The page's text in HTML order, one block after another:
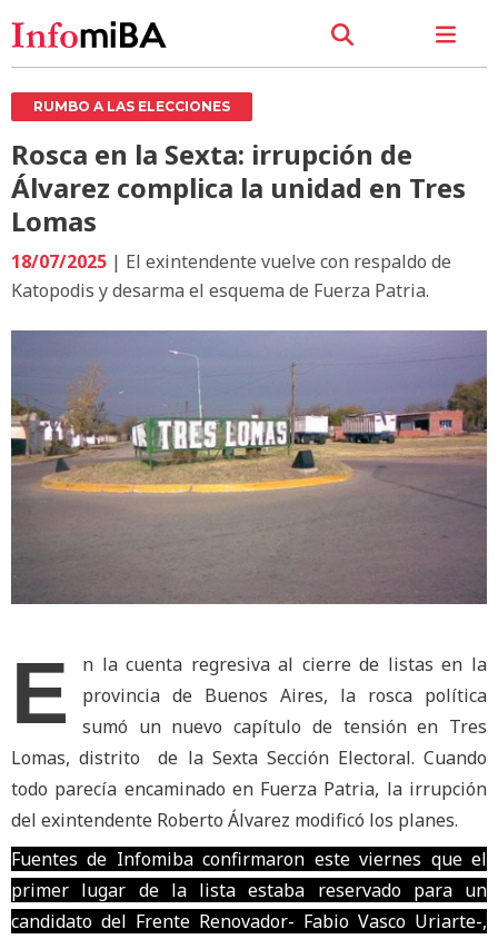
RUMBO A LAS ELECCIONES
Rosca en la Sexta: irrupción de
Álvarez complica la unidad en Tres
Lomas
18/07/2025 | El exintendente vuelve con respaldo de
Katopodis y desarma el esquema de Fuerza Patria.
E
n la cuenta regresiva al cierre de listas en la
provincia de Buenos Aires, la rosca política
sumó un nuevo capítulo de tensión en Tres
Lomas, distrito de la Sexta Sección Electoral. Cuando
todo parecía encaminado en Fuerza Patria, la irrupción
del exintendente Roberto Álvarez modificó los planes.
Fuentes de Infomiba confirmaron este viernes que el
primer lugar de la lista estaba reservado para un
candidato del Frente Renovador- Fabio Vasco Uriarte-,